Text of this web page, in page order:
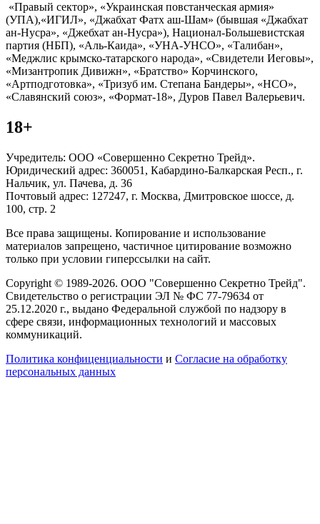
«Правый сектор», «Украинская повстанческая армия»
(УПА),«ИГИЛ», «Джабхат Фатх аш-Шам» (бывшая «Джабхат
ан-Нусра», «Джебхат ан-Нусра»), Национал-Большевистская
партия (НБП), «Аль-Каида», «УНА-УНСО», «Талибан»,
«Меджлис крымско-татарского народа», «Свидетели Иеговы»,
«Мизантропик Дивижн», «Братство» Корчинского,
«Артподготовка», «Тризуб им. Степана Бандеры», «НСО»,
«Славянский союз», «Формат-18», Дуров Павел Валерьевич.
18+
Учредитель: ООО «Совершенно Секретно Трейд».
Юридический адрес: 360051, Кабардино-Балкарская Респ., г.
Нальчик, ул. Пачева, д. 36
Почтовый адрес: 127247, г. Москва, Дмитровское шоссе, д.
100, стр. 2
Все права защищены. Копирование и использование
материалов запрещено, частичное цитирование возможно
только при условии гиперссылки на сайт.
Copyright © 1989-2026. ООО "Совершенно Секретно Трейд".
Свидетельство о регистрации ЭЛ № ФС 77-79634 от
25.12.2020 г., выдано Федеральной службой по надзору в
сфере связи, информационных технологий и массовых
коммуникаций.
Политика конфиценциальности и Согласие на обработку
персональных данных